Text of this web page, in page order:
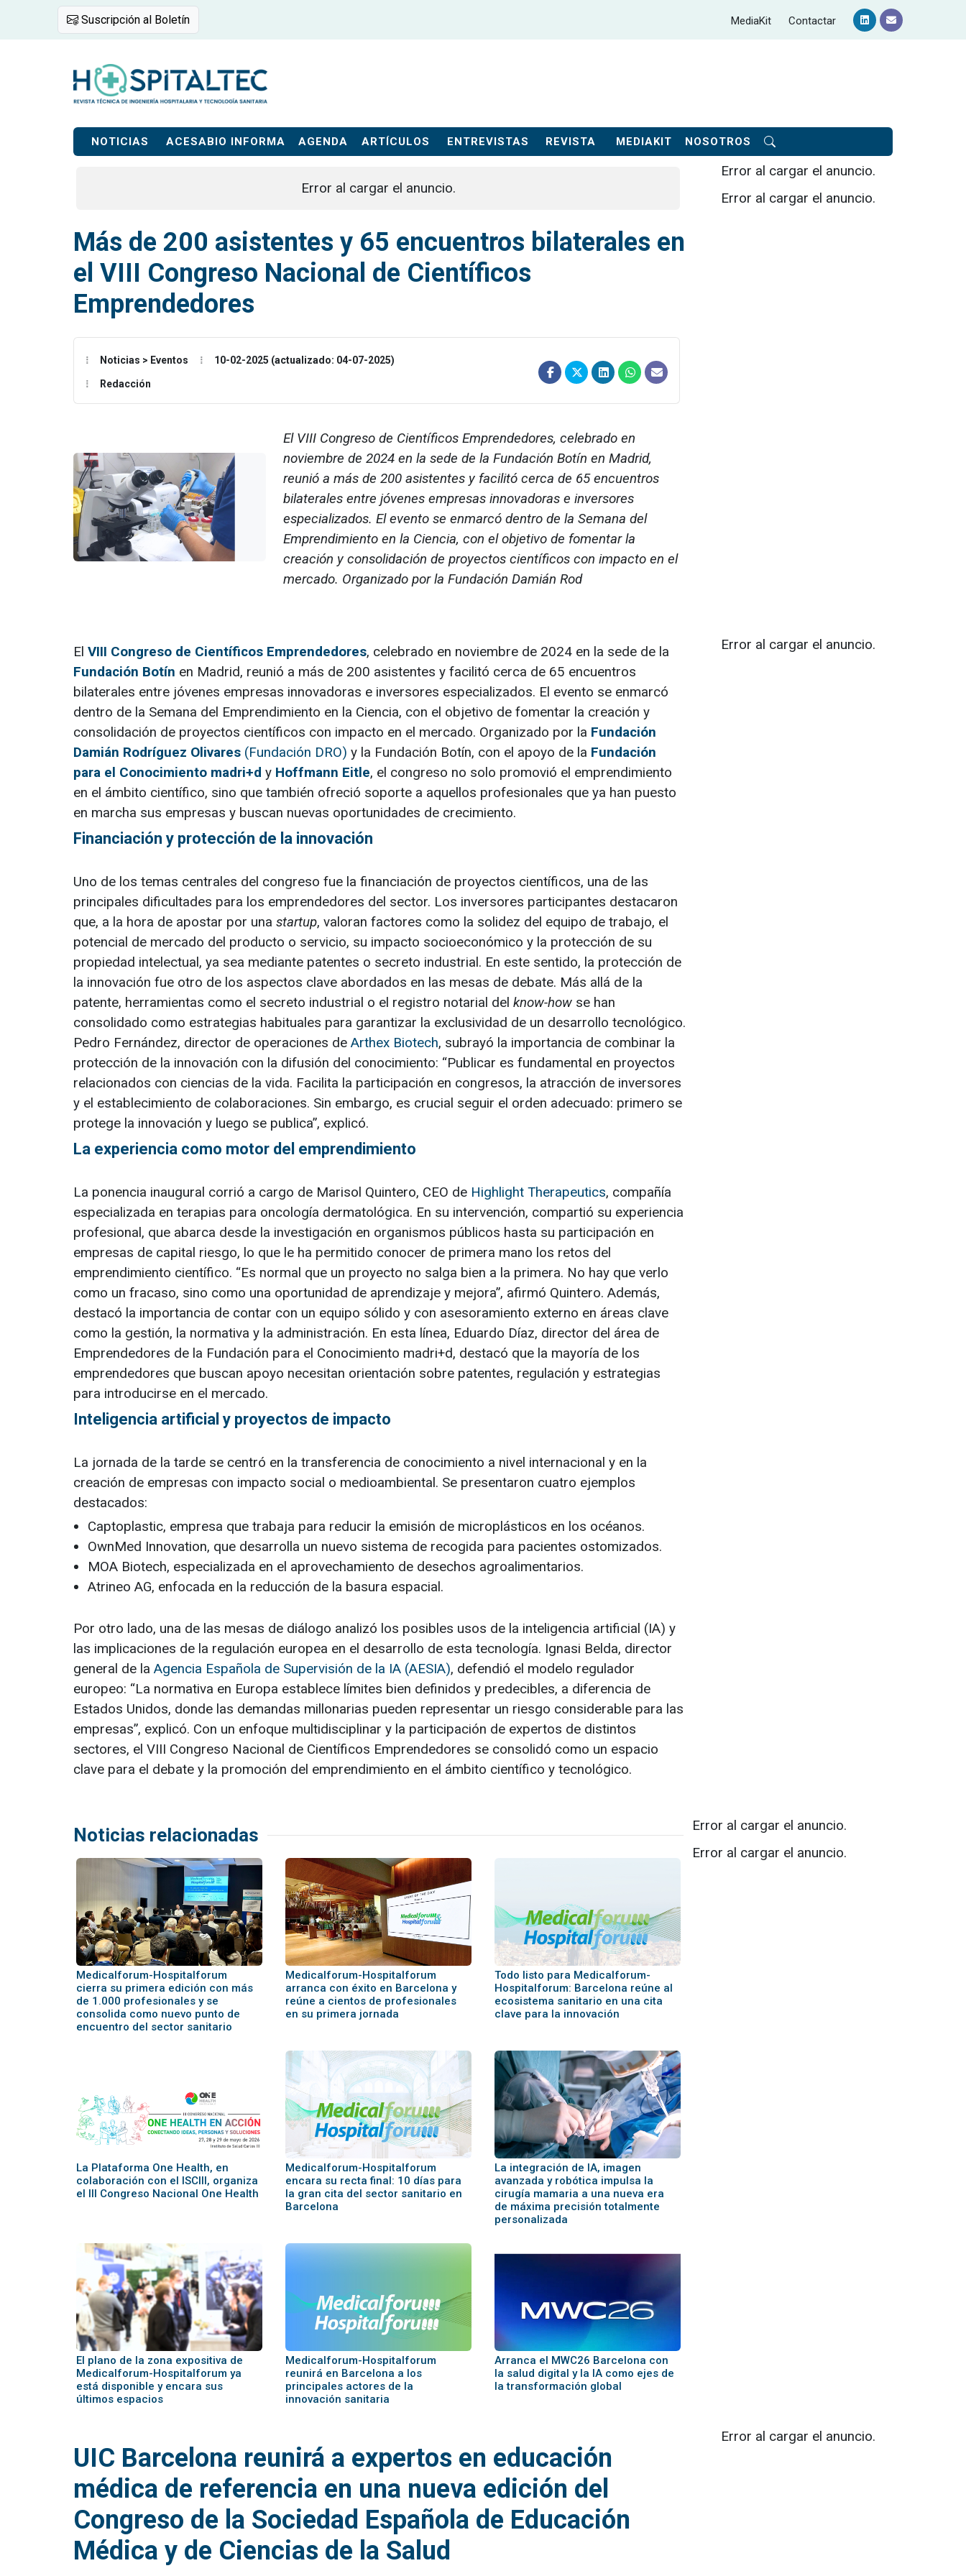
Suscripción al Boletín MediaKit Contactar
NOTICIAS ACESABIO INFORMA AGENDA ARTÍCULOS ENTREVISTAS REVISTA MEDIAKIT NOSOTROS
Error al cargar el anuncio.
Más de 200 asistentes y 65 encuentros bilaterales en
el VIII Congreso Nacional de Científicos
Emprendedores
Noticias > Eventos 10-02-2025 (actualizado: 04-07-2025)
Redacción
El VIII Congreso de Científicos Emprendedores, celebrado en
noviembre de 2024 en la sede de la Fundación Botín en Madrid,
reunió a más de 200 asistentes y facilitó cerca de 65 encuentros
bilaterales entre jóvenes empresas innovadoras e inversores
especializados. El evento se enmarcó dentro de la Semana del
Emprendimiento en la Ciencia, con el objetivo de fomentar la
creación y consolidación de proyectos científicos con impacto en el
mercado. Organizado por la Fundación Damián Rod
Error al cargar el anuncio.
Error al cargar el anuncio.
El VIII Congreso de Científicos Emprendedores, celebrado en noviembre de 2024 en la sede de la
Fundación Botín en Madrid, reunió a más de 200 asistentes y facilitó cerca de 65 encuentros
bilaterales entre jóvenes empresas innovadoras e inversores especializados. El evento se enmarcó
dentro de la Semana del Emprendimiento en la Ciencia, con el objetivo de fomentar la creación y
consolidación de proyectos científicos con impacto en el mercado. Organizado por la Fundación
Damián Rodríguez Olivares (Fundación DRO) y la Fundación Botín, con el apoyo de la Fundación
para el Conocimiento madri+d y Hoffmann Eitle, el congreso no solo promovió el emprendimiento
en el ámbito científico, sino que también ofreció soporte a aquellos profesionales que ya han puesto
en marcha sus empresas y buscan nuevas oportunidades de crecimiento.
Financiación y protección de la innovación
Uno de los temas centrales del congreso fue la financiación de proyectos científicos, una de las
principales dificultades para los emprendedores del sector. Los inversores participantes destacaron
que, a la hora de apostar por una startup, valoran factores como la solidez del equipo de trabajo, el
potencial de mercado del producto o servicio, su impacto socioeconómico y la protección de su
propiedad intelectual, ya sea mediante patentes o secreto industrial. En este sentido, la protección de
la innovación fue otro de los aspectos clave abordados en las mesas de debate. Más allá de la
patente, herramientas como el secreto industrial o el registro notarial del know-how se han
consolidado como estrategias habituales para garantizar la exclusividad de un desarrollo tecnológico.
Pedro Fernández, director de operaciones de Arthex Biotech, subrayó la importancia de combinar la
protección de la innovación con la difusión del conocimiento: “Publicar es fundamental en proyectos
relacionados con ciencias de la vida. Facilita la participación en congresos, la atracción de inversores
y el establecimiento de colaboraciones. Sin embargo, es crucial seguir el orden adecuado: primero se
protege la innovación y luego se publica”, explicó.
La experiencia como motor del emprendimiento
La ponencia inaugural corrió a cargo de Marisol Quintero, CEO de Highlight Therapeutics, compañía
especializada en terapias para oncología dermatológica. En su intervención, compartió su experiencia
profesional, que abarca desde la investigación en organismos públicos hasta su participación en
empresas de capital riesgo, lo que le ha permitido conocer de primera mano los retos del
emprendimiento científico. “Es normal que un proyecto no salga bien a la primera. No hay que verlo
como un fracaso, sino como una oportunidad de aprendizaje y mejora”, afirmó Quintero. Además,
destacó la importancia de contar con un equipo sólido y con asesoramiento externo en áreas clave
como la gestión, la normativa y la administración. En esta línea, Eduardo Díaz, director del área de
Emprendedores de la Fundación para el Conocimiento madri+d, destacó que la mayoría de los
emprendedores que buscan apoyo necesitan orientación sobre patentes, regulación y estrategias
para introducirse en el mercado.
Inteligencia artificial y proyectos de impacto
La jornada de la tarde se centró en la transferencia de conocimiento a nivel internacional y en la
creación de empresas con impacto social o medioambiental. Se presentaron cuatro ejemplos
destacados:
Captoplastic, empresa que trabaja para reducir la emisión de microplásticos en los océanos.
OwnMed Innovation, que desarrolla un nuevo sistema de recogida para pacientes ostomizados.
MOA Biotech, especializada en el aprovechamiento de desechos agroalimentarios.
Atrineo AG, enfocada en la reducción de la basura espacial.
Por otro lado, una de las mesas de diálogo analizó los posibles usos de la inteligencia artificial (IA) y
las implicaciones de la regulación europea en el desarrollo de esta tecnología. Ignasi Belda, director
general de la Agencia Española de Supervisión de la IA (AESIA), defendió el modelo regulador
europeo: “La normativa en Europa establece límites bien definidos y predecibles, a diferencia de
Estados Unidos, donde las demandas millonarias pueden representar un riesgo considerable para las
empresas”, explicó. Con un enfoque multidisciplinar y la participación de expertos de distintos
sectores, el VIII Congreso Nacional de Científicos Emprendedores se consolidó como un espacio
clave para el debate y la promoción del emprendimiento en el ámbito científico y tecnológico.
Error al cargar el anuncio.
Noticias relacionadas
Medicalforum-Hospitalforum
cierra su primera edición con más
de 1.000 profesionales y se
consolida como nuevo punto de
encuentro del sector sanitario
Medicalforum-Hospitalforum
arranca con éxito en Barcelona y
reúne a cientos de profesionales
en su primera jornada
Todo listo para Medicalforum-
Hospitalforum: Barcelona reúne al
ecosistema sanitario en una cita
clave para la innovación
La Plataforma One Health, en
colaboración con el ISCIII, organiza
el III Congreso Nacional One Health
Medicalforum-Hospitalforum
encara su recta final: 10 días para
la gran cita del sector sanitario en
Barcelona
La integración de IA, imagen
avanzada y robótica impulsa la
cirugía mamaria a una nueva era
de máxima precisión totalmente
personalizada
El plano de la zona expositiva de
Medicalforum-Hospitalforum ya
está disponible y encara sus
últimos espacios
Medicalforum-Hospitalforum
reunirá en Barcelona a los
principales actores de la
innovación sanitaria
Arranca el MWC26 Barcelona con
la salud digital y la IA como ejes de
la transformación global
Error al cargar el anuncio.
Error al cargar el anuncio.
UIC Barcelona reunirá a expertos en educación
médica de referencia en una nueva edición del
Congreso de la Sociedad Española de Educación
Médica y de Ciencias de la Salud
Error al cargar el anuncio.